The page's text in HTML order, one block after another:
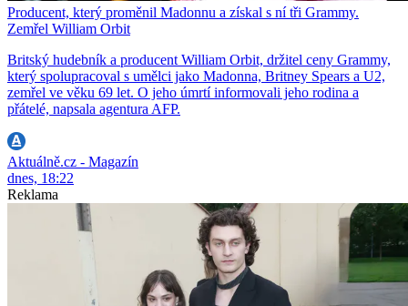
Producent, který proměnil Madonnu a získal s ní tři Grammy.
Zemřel William Orbit
Britský hudebník a producent William Orbit, držitel ceny Grammy,
který spolupracoval s umělci jako Madonna, Britney Spears a U2,
zemřel ve věku 69 let. O jeho úmrtí informovali jeho rodina a
přátelé, napsala agentura AFP.
Aktuálně.cz - Magazín
dnes, 18:22
Reklama